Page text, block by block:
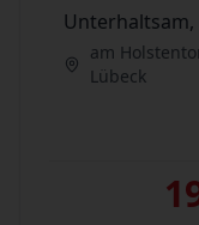
am
Lübeck